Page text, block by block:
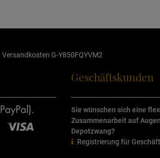
Versandkosten G-Y850FQYVM2
Geschäftskunden
Sie wünschen sich eine
Zusammenarbeit auf
Depotzwang?
Registrierung für